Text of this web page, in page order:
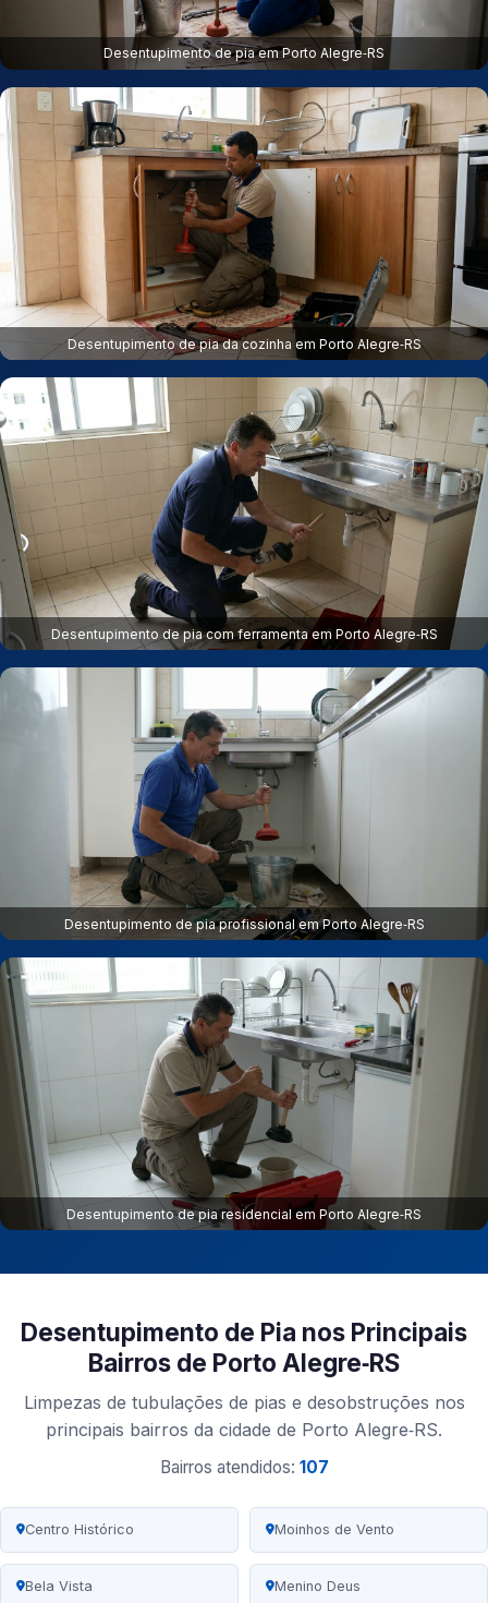
Desentupimento de pia em Porto Alegre‑RS
Desentupimento de pia da cozinha em Porto Alegre‑RS
Desentupimento de pia com ferramenta em Porto Alegre‑RS
Desentupimento de pia profissional em Porto Alegre‑RS
Desentupimento de pia residencial em Porto Alegre‑RS
Desentupimento de Pia nos Principais
Bairros de Porto Alegre‑RS
Limpezas de tubulações de pias e desobstruções nos
principais bairros da cidade de Porto Alegre‑RS.
Bairros atendidos: 107
Centro Histórico Moinhos de Vento
Bela Vista Menino Deus